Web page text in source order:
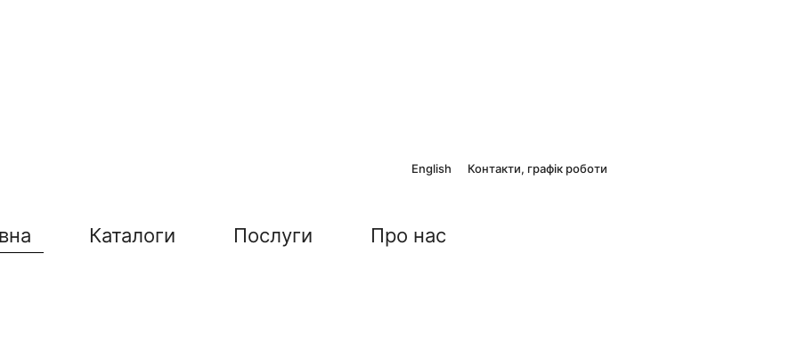
English Контакти, графік роботи
Каталоги Послуги Про нас